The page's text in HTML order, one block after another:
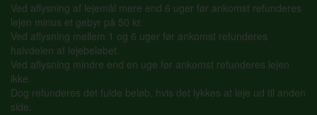
Ved aflysning af lejemål mere end 6 uger før ankomst refunderes
lejen minus et gebyr på 50 kr.
Ved aflysning mellem 1 og 6 uger før ankomst refunderes
halvdelen af lejebeløbet.
Ved aflysning mindre end en uge før ankomst refunderes lejen
ikke.
Dog refunderes det fulde beløb, hvis det lykkes at leje ud til anden
side.